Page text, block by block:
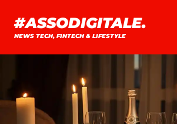
contenuto
#ASSODIGITALE.
NEWS TECH, FINTECH & LIFESTYLE